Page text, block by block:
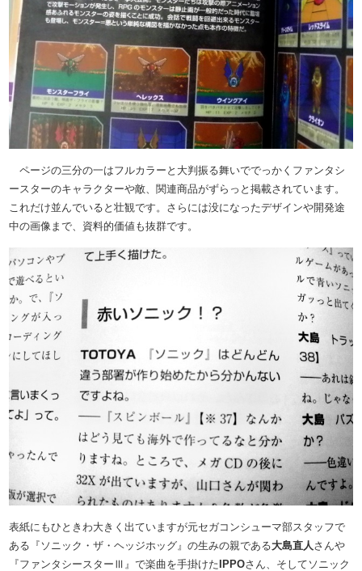
ページの三分の一はフルカラーと大判振る舞いででっかくファンタシ
ースターのキャラクターや敵、関連商品がずらっと掲載されています。
これだけ並んでいると壮観です。さらには没になったデザインや開発途
中の画像まで、資料的価値も抜群です。
表紙にもひときわ大きく出ていますが元セガコンシューマ部スタッフで
ある『ソニック・ザ・ヘッジホッグ』の生みの親である大島直人さんや
『ファンタシースターⅢ』で楽曲を手掛けた IPPOさん、そしてソニック